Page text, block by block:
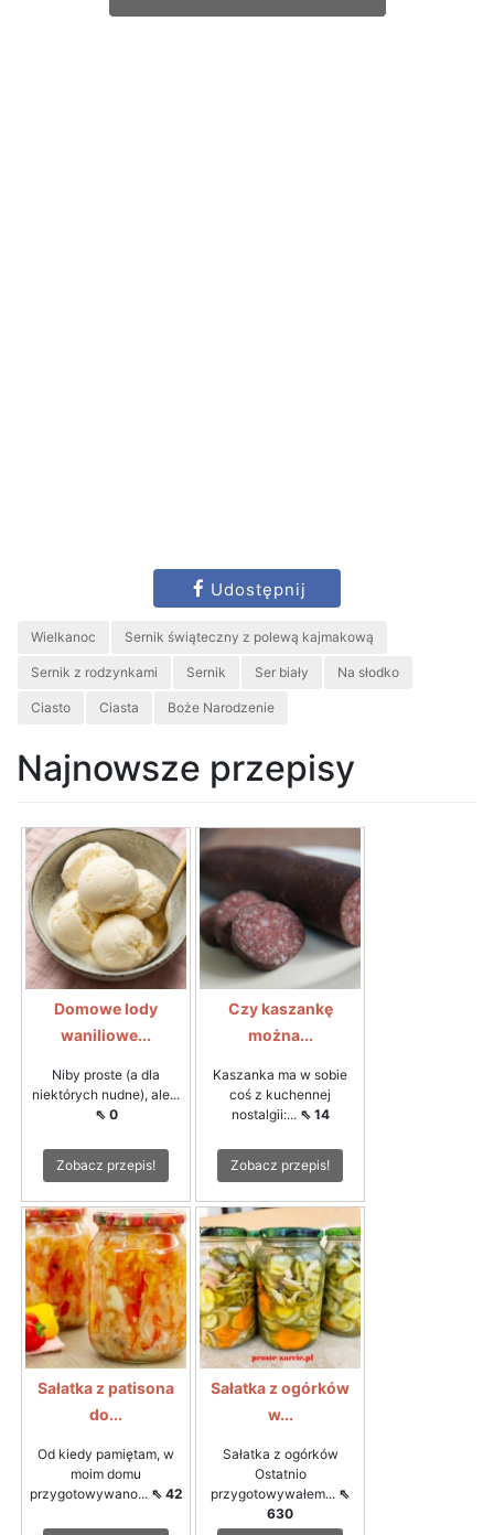
Udostępnij
Wielkanoc Sernik świąteczny z polewą kajmakową
Sernik z rodzynkami Sernik Ser biały Na słodko
Ciasto Ciasta Boże Narodzenie
Najnowsze przepisy
Domowe lody
waniliowe...
Niby proste (a dla
niektórych nudne), ale...
⇖ 0
Zobacz przepis!
Czy kaszankę
można...
Kaszanka ma w sobie
coś z kuchennej
nostalgii:... ⇖ 14
Zobacz przepis!
Sałatka z patisona
do...
Od kiedy pamiętam, w
moim domu
przygotowywano... ⇖ 42
Sałatka z ogórków
w...
Sałatka z ogórków
Ostatnio
przygotowywałem... ⇖
630